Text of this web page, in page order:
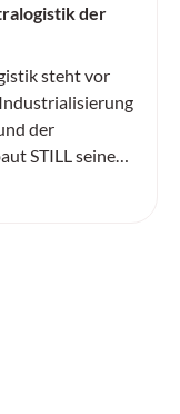
der
steht vor
der
STILL seine
für